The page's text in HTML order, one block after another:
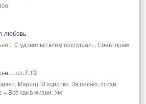
любовь
С удовольствием послушал... Соавторам
...ст.7.12
Мария). Я коротко. За песню, стихи,
+ Всё как в жизни. Ум